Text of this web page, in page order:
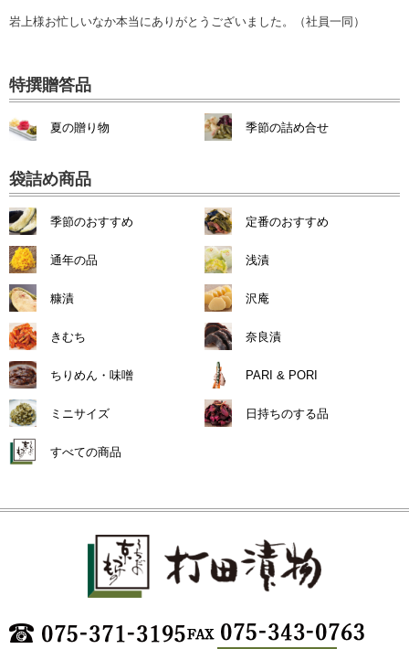
岩上様お忙しいなか本当にありがとうございました。（社員一同）
特撰贈答品
夏の贈り物 季節の詰め合せ
袋詰め商品
季節のおすすめ 定番のおすすめ
通年の品 浅漬
糠漬 沢庵
きむち 奈良漬
ちりめん・味噌 PARI & PORI
ミニサイズ 日持ちのする品
すべての商品